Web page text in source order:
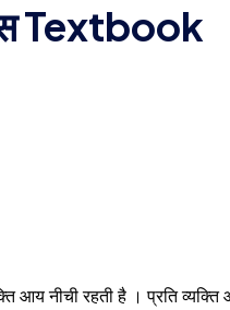
Textbook
आय नीची रहती है । प्रति